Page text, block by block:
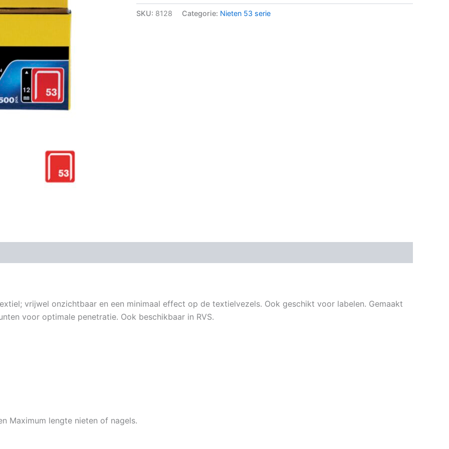
SKU: 8128 Categorie: Nieten 53 serie
vrijwel onzichtbaar en een minimaal effect op de textielvezels. Ook geschikt voor labelen. Gemaakt
voor optimale penetratie. Ook beschikbaar in RVS.
Maximum lengte nieten of nagels.